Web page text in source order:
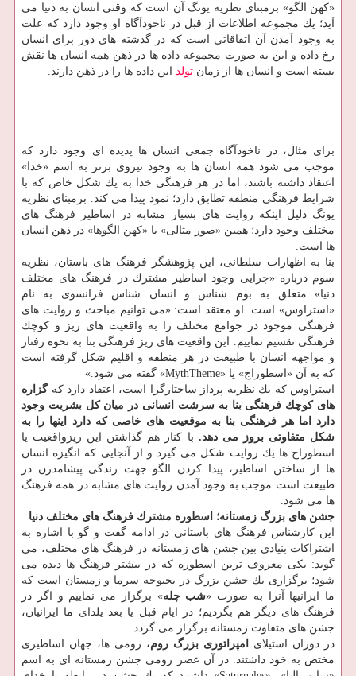
«كهن الگو» برمبنای نظریه یونگ آن است كه وقتی انسان به دنیا می
آید؛ یك مجموعه اطلاعات از قبل در ناخودآگاه او وجود دارد كه علت
به وجود آمدن آن اتفاقاتی است كه در گذشته های دور برای انسان
رخ داده و این به صورت مجموعه داده ها در ذهن همه انسان ها نقش
بسته است و انسان ها از زمان تولد این داده ها را در ذهن دارند.
برای مثال، در ناخودآگاه جمعی انسان ها پدیده ای وجود دارد كه
موجب می شود همه انسان ها به وجود نیروی برتر به اسم «خدا»
اعتقاد داشته باشند، اما در هر فرهنگی خدا به یك شكل خاص كه با
شرایط فرهنگی منطقه تطابق دارد؛ نمود پیدا می كند. برمبنای نظریه
یونگ دلیل اینكه روایت های بسیار مشابه در اساطیر فرهنگ های
مختلف وجود دارد؛ همین «صور مثالی» یا «كهن الگوها» در ذهن انسان
ها است.
بنا به اظهارات سلطانی، این پژوهشگر فرهنگ های باستان، نظریه
سوم درباره «چرایی وجود اساطیر مشترك در فرهنگ های مختلف
دنیا» متعلق به بوم شناس و انسان شناس فرانسوی به نام
«استراوس» است. او معتقد است: «می توانیم مباحث و روایت های
فرهنگی موجود در جوامع مختلف را به واقعیت های ریز و كوچك
فرهنگی تقسیم نماییم. این واقعیت های ریز فرهنگی بنا به نحوه رفتار
و مواجهه انسان با طبیعت در هر منطقه و اقلیم شكل گرفته است
كه به آن «اسطوراج» یا «MythTheme» گفته می شود.»
استراوس كه یك نظریه پرداز ساختارگرا است، اعتقاد دارد كهگزاره
های كوچك فرهنگی بنا به سرشت انسانی در میان كل بشریت وجود
دارد اما هر فرهنگی بنا به موقعیت های خاصی كه دارد اینها را به
شكل متفاوتی بروز می دهد. با كنار هم گذاشتن این ریزواقعیت یا
اسطوراج ها یك روایت شكل می گیرد و از آنجایی كه انگیزه انسان
ها از ساختن اساطیر، پیدا كردن الگو جهت زندگی پیشامدرن در
طبیعت است موجب به وجود آمدن روایت های مشابه در همه فرهنگ
ها می شود.
جشن های بزرگ زمستانه؛ اسطوره مشترك فرهنگ های مختلف دنیا
این كارشناس فرهنگ های باستانی در ادامه گفت و گو با اشاره به
اشتراكات بنیادی بین جشن های زمستانه در فرهنگ های مختلف، می
گوید: یكی معروف ترین اسطوره كه در بیشتر فرهنگ ها دیده می
شود؛ برگزاری یك جشن بزرگ در بحبوحه سرما و زمستان است كه
ما ایرانیها آنرا به صورت «شب چله» برگزار می نماییم و اگر در
فرهنگ های دیگر هم بگردیم؛ در ایام قبل یا بعد یلدای ما ایرانیان،
جشن های متفاوت زمستانه برگزار می گردد.
در دوران استیلای امپراتوری بزرگ روم، رومی ها، جهان اساطیری
مختص به خود داشتند. در آن عصر رومی جشن زمستانه ای به اسم